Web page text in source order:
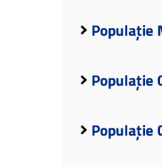
Populație
Populație
Populație